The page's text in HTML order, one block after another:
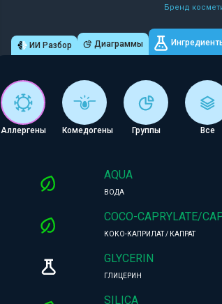
Бренд
ИИ Разбор Диаграммы
Аллергены Комедогены Группы Все
AQUA
ВОДА
COCO-CAPRYLATE/
КОКО-КАПРИЛАТ / КАПРАТ
GLYCERIN
ГЛИЦЕРИН
SILICA